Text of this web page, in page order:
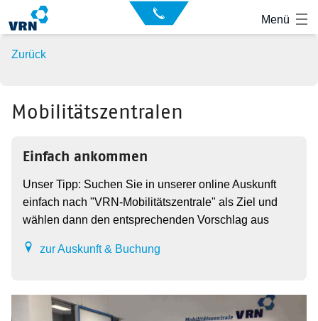
Menü
Auskunft
für
Kontakt
News
Gebärdensprache
Hauptnavigation
Fahrplan
Liniennetz
Tickets
Service
Zurück
Mobilitätszentralen
Einfach ankommen
Unser Tipp: Suchen Sie in unserer online Auskunft
einfach nach "VRN-Mobilitätszentrale" als Ziel und
wählen dann den entsprechenden Vorschlag aus
zur Auskunft & Buchung